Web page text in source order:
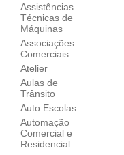
Assistências
Técnicas de
Máquinas
Associações
Comerciais
Atelier
Aulas de
Trânsito
Auto Escolas
Automação
Comercial e
Residencial